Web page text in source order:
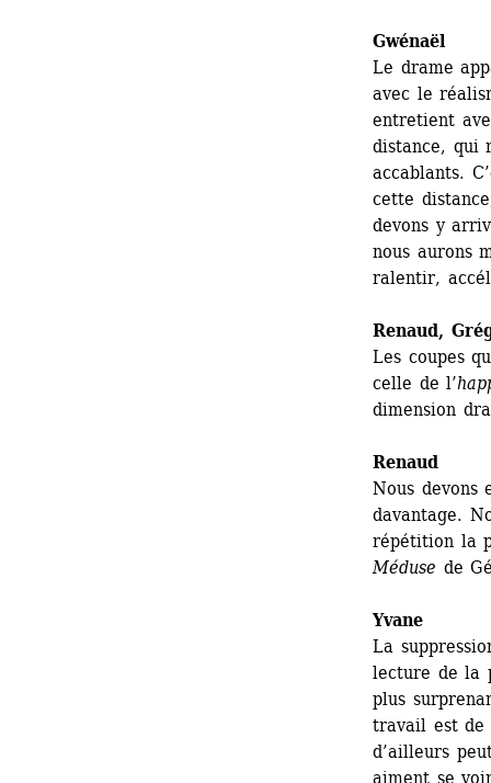
Gwénaël
Le drame
avec le
entretient
distance, qui
accablants.
cette
devons y
nous aurons
ralentir,
Renaud,
Les coupes
celle de l’
dimension
Renaud
Nous devons
davantage.
répétition la
Méduse de
Yvane
La
lecture de la
plus
travail est de
d’ailleurs
aiment se